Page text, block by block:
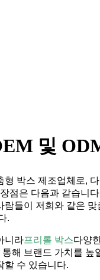
및
박스 제조업체로,
점은 다음과 같습니
들이 저희와 같은
.
니라프리롤 박스다양
해 브랜드 가치를 높
할 수 있습니다.